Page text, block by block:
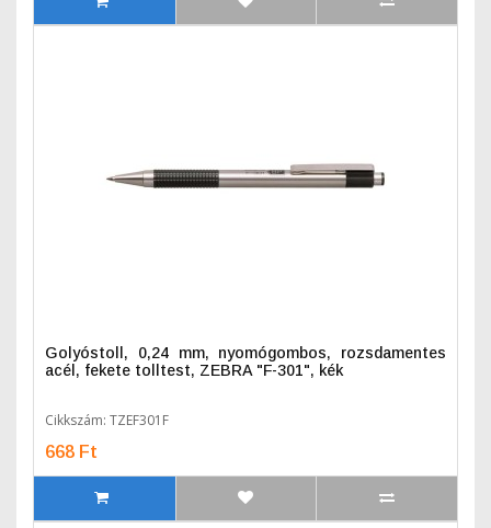
Golyóstoll, 0,24 mm, nyomógombos, rozsdamentes
acél, fekete tolltest, ZEBRA "F-301", kék
Cikkszám: TZEF301F
668 Ft